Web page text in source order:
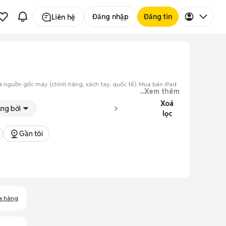
Liên hệ Đăng nhập Đăng tin
gốc máy (chính hãng, xách tay, quốc tế). Mua bán iPad
khá nhỏ, bạn nên ưu tiên các ứng dụng lưu trữ đám mây. Nếu
hình Retina chống lóa và thiết kế sang trọng không lỗi thời.
...Xem thêm
bởi
Xoá
lọc
Gần tôi
hàng